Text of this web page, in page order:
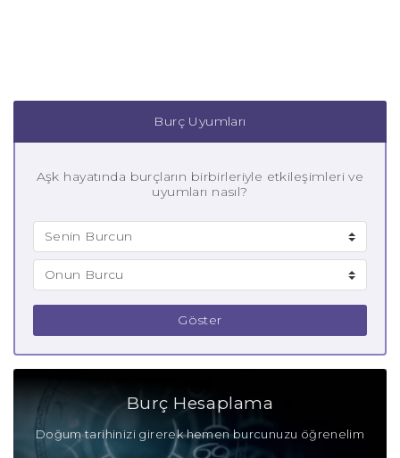
Burç Uyumları
Aşk hayatında burçların birbirleriyle etkileşimleri ve
uyumları nasıl?
Göster
Burç Hesaplama
Doğum tarihinizi girerek hemen burcunuzu öğrenelim